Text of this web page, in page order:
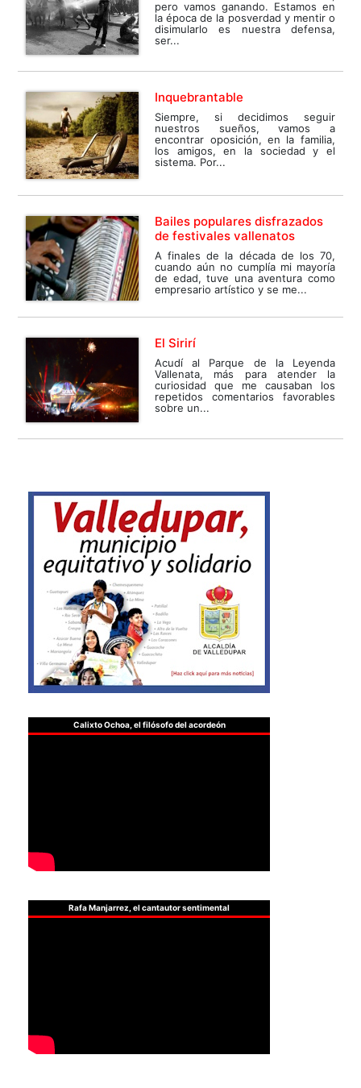
pero vamos ganando. Estamos en
la época de la posverdad y mentir o
disimularlo es nuestra defensa,
ser...
Inquebrantable
Siempre, si decidimos seguir
nuestros sueños, vamos a
encontrar oposición, en la familia,
los amigos, en la sociedad y el
sistema. Por...
Bailes populares disfrazados
de festivales vallenatos
A finales de la década de los 70,
cuando aún no cumplía mi mayoría
de edad, tuve una aventura como
empresario artístico y se me...
El Sirirí
Acudí al Parque de la Leyenda
Vallenata, más para atender la
curiosidad que me causaban los
repetidos comentarios favorables
sobre un...
Calixto Ochoa, el filósofo del acordeón
Rafa Manjarrez, el cantautor sentimental